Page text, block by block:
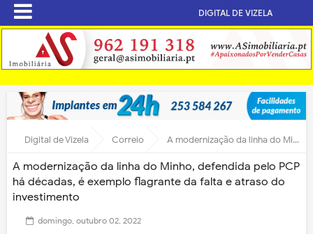
DIGITAL DE VIZELA
Digital de Vizela Correio A modernização da linha do Minho, defendida pelo PCP há décadas, é exemplo flagrante da falta e atraso do investimento
A modernização da linha do Minho, defendida pelo PCP
há décadas, é exemplo flagrante da falta e atraso do
investimento
domingo, outubro 02, 2022